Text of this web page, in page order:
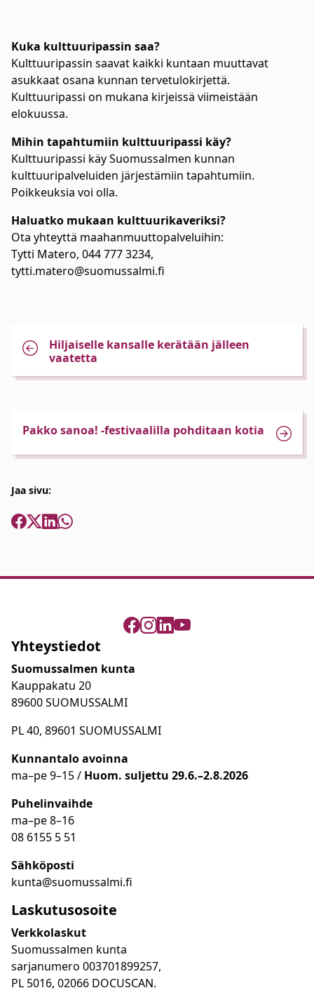
Kuka kulttuuripassin saa?
Kulttuuripassin saavat kaikki kuntaan muuttavat
asukkaat osana kunnan tervetulokirjettä.
Kulttuuripassi on mukana kirjeissä viimeistään
elokuussa.
Mihin tapahtumiin kulttuuripassi käy?
Kulttuuripassi käy Suomussalmen kunnan
kulttuuripalveluiden järjestämiin tapahtumiin.
Poikkeuksia voi olla.
Haluatko mukaan kulttuurikaveriksi?
Ota yhteyttä maahanmuuttopalveluihin:
Tytti Matero, 044 777 3234,
tytti.matero@suomussalmi.fi
Hiljaiselle kansalle kerätään jälleen
vaatetta
Pakko sanoa! -festivaalilla pohditaan kotia
Jaa sivu:
Yhteystiedot
Suomussalmen kunta
Kauppakatu 20
89600 SUOMUSSALMI
PL 40, 89601 SUOMUSSALMI
Kunnantalo avoinna
ma–pe 9–15 / Huom. suljettu 29.6.–2.8.2026
Puhelinvaihde
ma–pe 8–16
08 6155 5 51
Sähköposti
kunta@suomussalmi.fi
Laskutusosoite
Verkkolaskut
Suomussalmen kunta
sarjanumero 003701899257,
PL 5016, 02066 DOCUSCAN.